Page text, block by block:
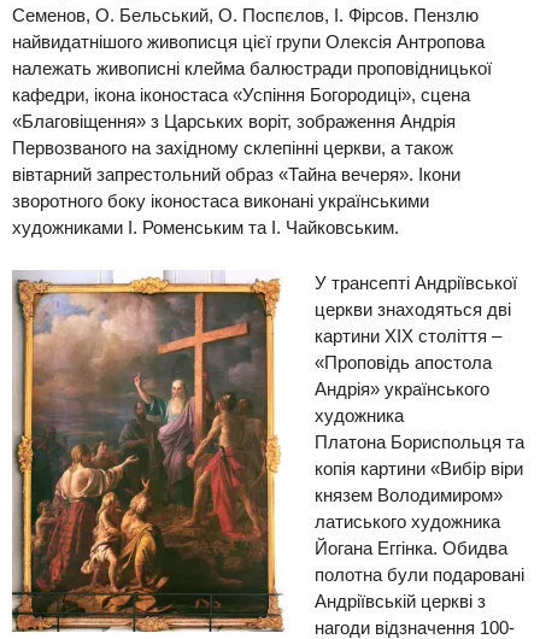
Семенов, О. Бельський, О. Поспєлов, І. Фірсов. Пензлю
найвидатнішого живописця цієї групи Олексія Антропова
належать живописні клейма балюстради проповідницької
кафедри, ікона іконостаса «Успіння Богородиці», сцена
«Благовіщення» з Царських воріт, зображення Андрія
Первозваного на західному склепінні церкви, а також
вівтарний запрестольний образ «Тайна вечеря». Ікони
зворотного боку іконостаса виконані українськими
художниками І. Роменським та І. Чайковським.
У трансепті Андріївської
церкви знаходяться дві
картиниXIX століття –
«Проповідь апостола
Андрія»українського
художника
Платона Бориспольця та
копія картини «Вибір віри
князем Володимиром»
латиського художника
ЙоганаЕггінка. Обидва
полотна були подаровані
Андріївській церкві з
нагоди відзначення 100-